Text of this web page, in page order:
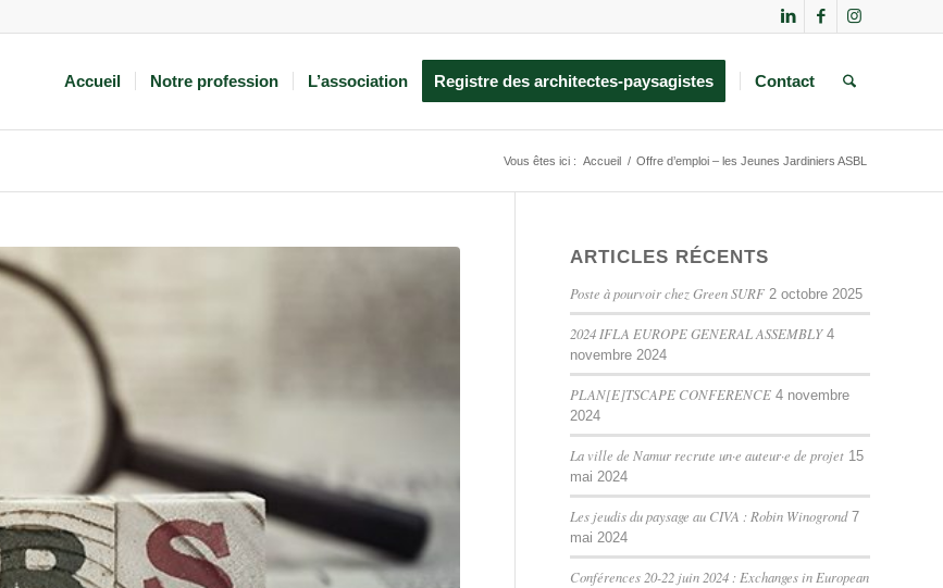
Accueil Notre profession L’association Registre des architectes-paysagistes Contact
Vous êtes ici : Accueil / Offre d’emploi – les Jeunes Jardiniers ASBL
ARTICLES RÉCENTS
Poste à pourvoir chez Green SURF 2 octobre 2025
2024 IFLA EUROPE GENERAL ASSEMBLY 4
novembre 2024
PLAN[E]TSCAPE CONFERENCE 4 novembre
2024
La ville de Namur recrute un·e auteur·e de projet 15
mai 2024
Les jeudis du paysage au CIVA : Robin Winogrond 7
mai 2024
Conférences 20-22 juin 2024 : Exchanges in European